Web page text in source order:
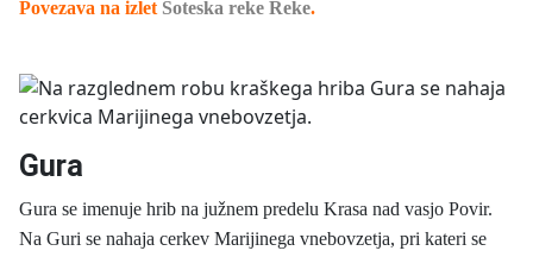
Povezava na izlet Soteska reke Reke.
Gura
Gura se imenuje hrib na južnem predelu Krasa nad vasjo Povir.
Na Guri se nahaja cerkev Marijinega vnebovzetja, pri kateri se